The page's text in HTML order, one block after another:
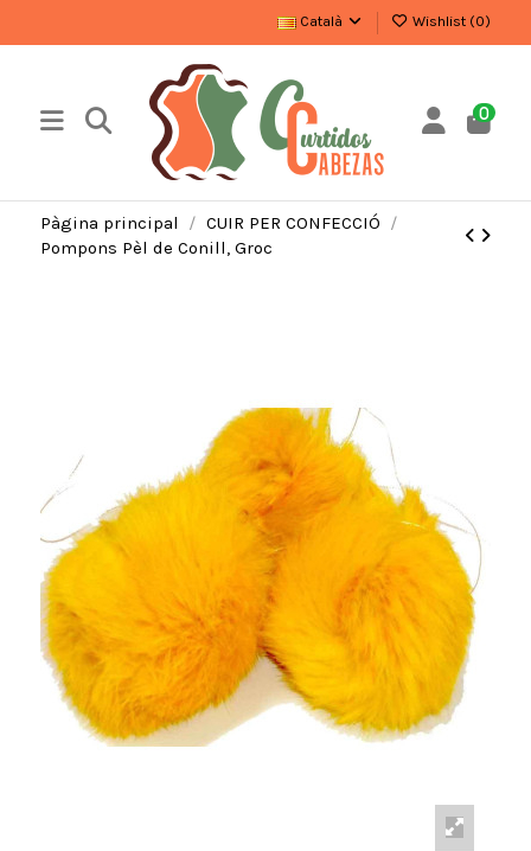
Català Wishlist (0)
0
Pàgina principal
CUIR PER CONFECCIÓ
Pompons Pèl de Conill, Groc